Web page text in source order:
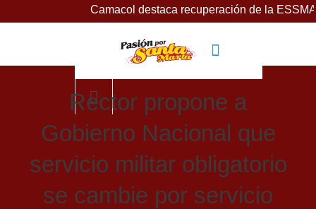
Camacol destaca recuperación de la ESSMAR, bajo
Rector propone a
Gobierno Nacional que
servicio militar obligatorio
se cambie por servicio